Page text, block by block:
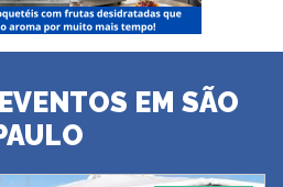
EM SÃO